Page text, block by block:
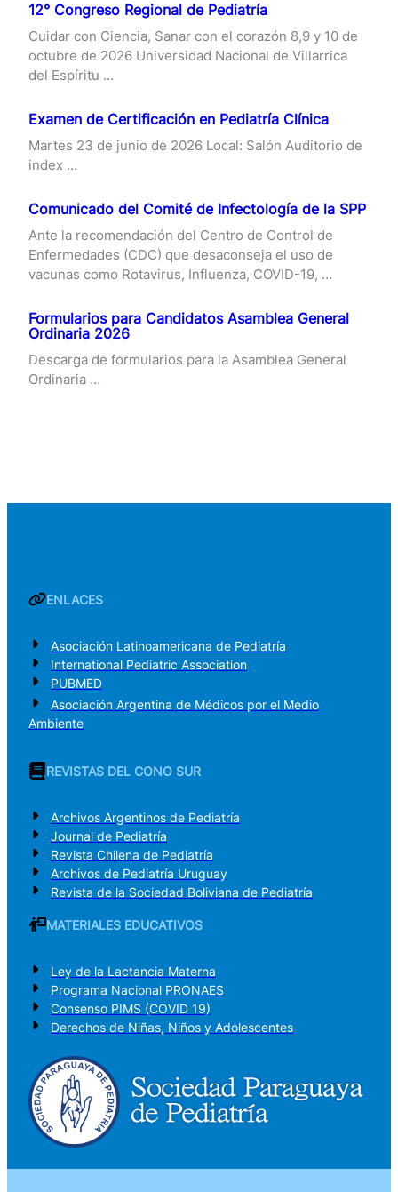
12° Congreso Regional de Pediatría
Cuidar con Ciencia, Sanar con el corazón 8,9 y 10 de
octubre de 2026 Universidad Nacional de Villarrica
del Espíritu …
Examen de Certificación en Pediatría Clínica
Martes 23 de junio de 2026 Local: Salón Auditorio de
index …
Comunicado del Comité de Infectología de la SPP
Ante la recomendación del Centro de Control de
Enfermedades (CDC) que desaconseja el uso de
vacunas como Rotavirus, Influenza, COVID-19, …
Formularios para Candidatos Asamblea General
Ordinaria 2026
Descarga de formularios para la Asamblea General
Ordinaria …
ENLACES
Asociación Latinoamericana de Pediatría
International Pediatric Association
PUBMED
Asociación Argentina de Médicos por el Medio
Ambiente
REVISTAS DEL CONO SUR
Archivos Argentinos de Pediatría
Journal de Pediatría
Revista Chilena de Pediatría
Archivos de Pediatría Uruguay
Revista de la Sociedad Boliviana de Pediatría
MATERIALES EDUCATIVOS
Ley de la Lactancia Materna
Programa Nacional PRONAES
Consenso PIMS (COVID 19)
Derechos de Niñas, Niños y Adolescentes